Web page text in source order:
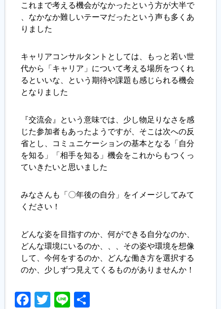
これまで考える機会がなかったという方が大半で
、なかなか難しいテーマだったという声も多くあ
りました
キャリアコンサルタントとしては、もっと若い世
代から「キャリア」について考える場所をつくれ
るといいな、という期待や課題も感じられる機会
となりました
『交流会』という意味では、少し物足りなさを感
じた参加者もあったようですが、そこは次への反
省とし、コミュニケーションの基本となる「自分
を知る」「相手を知る」機会をこれからもつくっ
ていきたいと思いました
みなさんも「〇年後の自分」をイメージしてみて
ください！
どんな姿を目指すのか、何ができる自分なのか、
どんな環境にいるのか、、、その姿や環境を想像
して、今何をするのか、どんな働き方を選択する
のか、少しずつ見えてくるものがありませんか！
Facebook
Twitter
Line